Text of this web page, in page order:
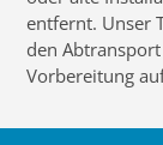
entfernt. Unser
den
Vorbereitung